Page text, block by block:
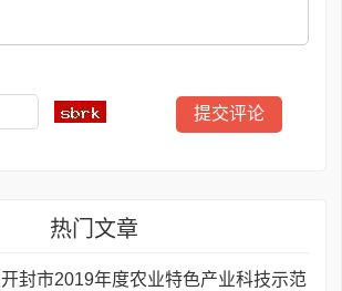
热门文章
开封市2019年度农业特色产业科技示范